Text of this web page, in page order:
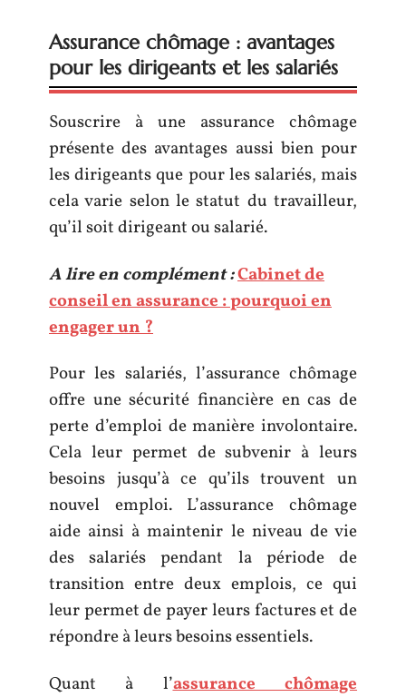
Assurance chômage : avantages
pour les dirigeants et les salariés
Souscrire à une assurance chômage
présente des avantages aussi bien pour
les dirigeants que pour les salariés, mais
cela varie selon le statut du travailleur,
qu’il soit dirigeant ou salarié.
A lire en complément :Cabinet de
conseil en assurance : pourquoi en
engager un ?
Pour les salariés, l’assurance chômage
offre une sécurité financière en cas de
perte d’emploi de manière involontaire.
Cela leur permet de subvenir à leurs
besoins jusqu’à ce qu’ils trouvent un
nouvel emploi. L’assurance chômage
aide ainsi à maintenir le niveau de vie
des salariés pendant la période de
transition entre deux emplois, ce qui
leur permet de payer leurs factures et de
répondre à leurs besoins essentiels.
Quant à l’assurance chômage